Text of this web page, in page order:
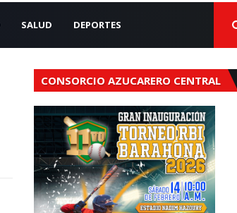
SALUD DEPORTES
CONSORCIO AZUCARERO CENTRAL